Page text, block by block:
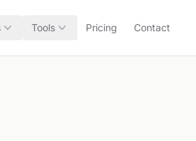
Tools Pricing Contact